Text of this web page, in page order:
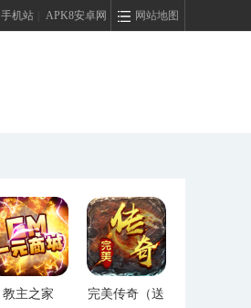
网站地图
手机站 APK8安卓网
教主之家
完美传奇（送